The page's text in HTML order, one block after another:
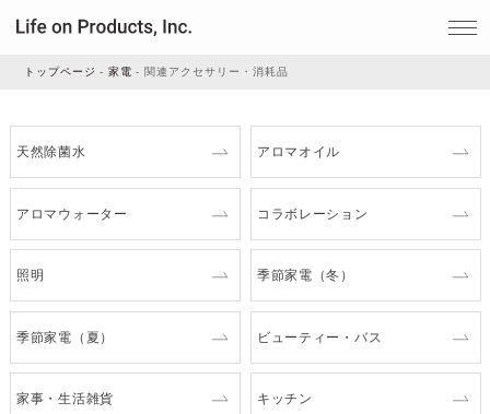
家事・生活雑貨
ルームフレグランス
トップページ 家電 関連アクセサリー・消耗品
天然除菌水 アロマオイル
アロマウォーター コラボレーション
照明 季節家電（冬）
季節家電（夏） ビューティー・バス
家事・生活雑貨 キッチン